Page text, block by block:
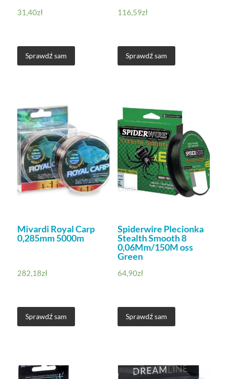
31,40zł
Sprawdź sam
116,59zł
Sprawdź sam
Mivardi Royal Carp
0,285mm 5000m
282,18zł
Sprawdź sam
Spiderwire Plecionka
Stealth Smooth 8
0,06Mm/150M oss
Green
64,90zł
Sprawdź sam